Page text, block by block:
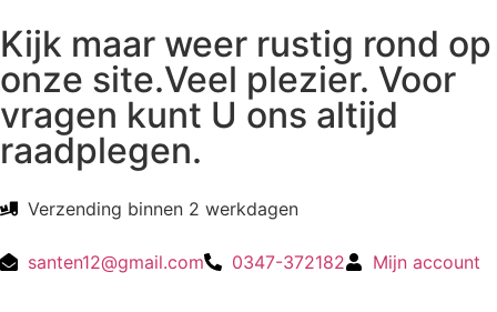
Kijk maar weer rustig rond op
onze site.Veel plezier. Voor
vragen kunt U ons altijd
raadplegen.
Verzending binnen 2 werkdagen
santen12@gmail.com 0347-372182 Mijn account